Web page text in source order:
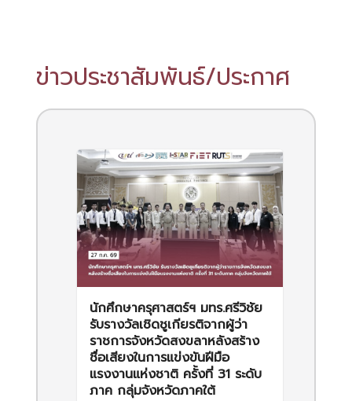
ข่าวประชาสัมพันธ์/ประกาศ
นักศึกษาครุศาสตร์ฯ มทร.ศรีวิชัย
รับรางวัลเชิดชูเกียรติจากผู้ว่า
ราชการจังหวัดสงขลาหลังสร้าง
ชื่อเสียงในการแข่งขันฝีมือ
แรงงานแห่งชาติ ครั้งที่ 31 ระดับ
ภาค กลุ่มจังหวัดภาคใต้